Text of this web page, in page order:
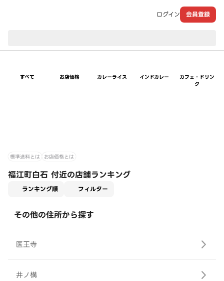
ログイン 会員登録
すべて お店価格 カレーライス インドカレー
カフェ・ドリン
ク
標準送料とは お店価格とは
福江町白石 付近の店舗ランキング
ランキング順 フィルター
その他の住所から探す
医王寺
井ノ構